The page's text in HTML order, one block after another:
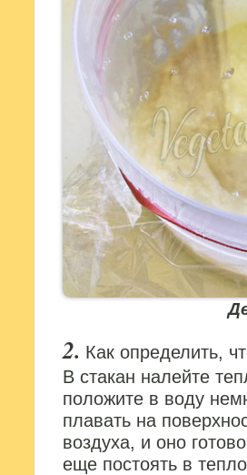
Как определить,
В стакан налейте
положите в воду
плавать на
воздуха, и оно
еще постоять в